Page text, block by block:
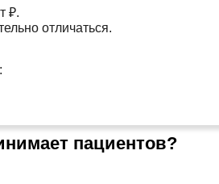
₽.
отличаться.
пациентов?